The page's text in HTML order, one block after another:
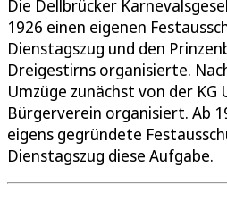
Die Dellbrücker
1926 einen eigenen
Dienstagszug und den
Dreigestirns organisierte.
Umzüge zunächst von der KG
Bürgerverein organisiert. Ab
eigens gegründete
Dienstagszug diese Aufgabe.